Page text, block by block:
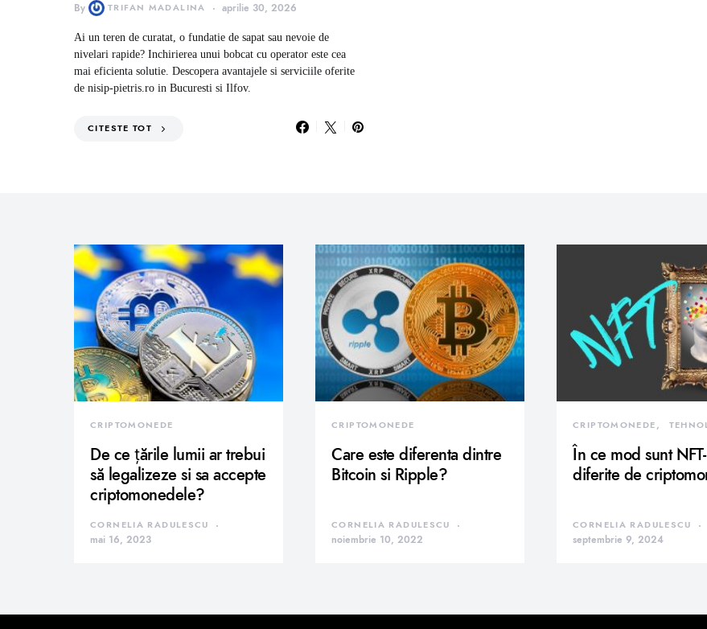
By TRIFAN MADALINA aprilie 30, 2026
Ai un teren de curatat, o fundatie de sapat sau nevoie de
nivelari rapide? Inchirierea unui bobcat cu operator este cea
mai eficienta solutie. Descopera avantajele si serviciile oferite
de nisip-pietris.ro in Bucuresti si Ilfov.
CITESTE TOT
CRIPTOMONEDE
De ce țările lumii ar trebui
să legalizeze si sa accepte
criptomonedele?
CORNELIA RADULESCU
mai 16, 2023
CRIPTOMONEDE
Care este diferenta dintre
Bitcoin si Ripple?
CORNELIA RADULESCU
noiembrie 10, 2022
CRIPTOMONEDE
În ce mod sunt
diferite de
CORNELIA RADULESCU
septembrie 9, 2024